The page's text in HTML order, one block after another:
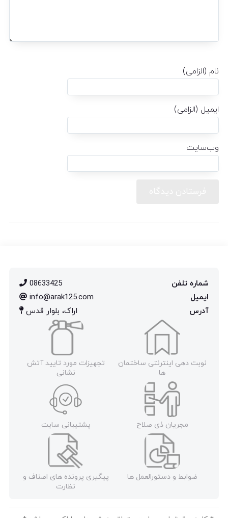
نام (الزامی)
ایمیل (الزامی)
وب‌سایت
شماره تلفن
08633425
ایمیل
info@arak125.com
آدرس
اراک، بلوار قدس
نوبت دهی اینترنتی ساختمان
ها
تجهیزات مورد تایید آتش
نشانی
مجریان ذی صلاح پشتیبانی سایت
ضوابط و دستورالعمل ها
پیگیری پرونده های اصناف و
نظارت